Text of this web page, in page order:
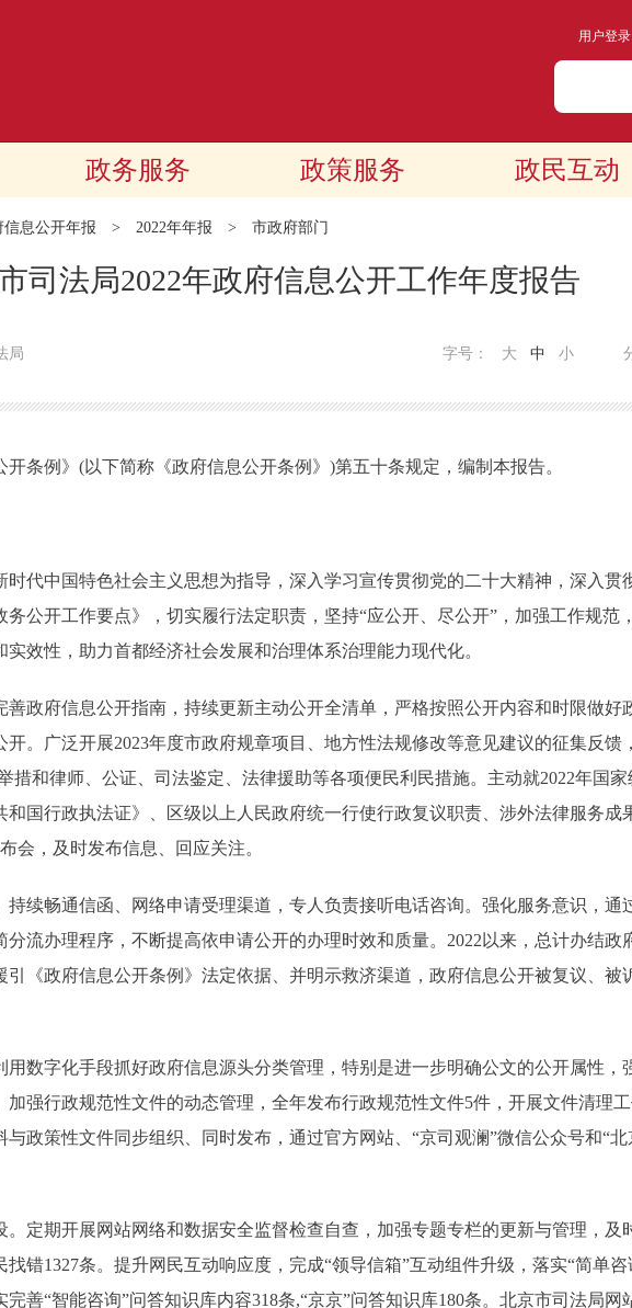
用户登录
政务服务 政策服务 政民互动
信息公开年报 > 2022年年报 > 市政府部门
司法局2022年政府信息公开工作年度报告
局 字号： 大 中 小
例》(以下简称《政府信息公开条例》)第五十条规定，编制本报告。
代中国特色社会主义思想为指导，深入学习宣传贯彻党的二十大精神，深入贯
务公开工作要点》，切实履行法定职责，坚持“应公开、尽公开”，加强工作规范
效性，助力首都经济社会发展和治理体系治理能力现代化。
府信息公开指南，持续更新主动公开全清单，严格按照公开内容和时限做好
。广泛开展2023年度市政府规章项目、地方性法规修改等意见建议的征集反馈
措和律师、公证、司法鉴定、法律援助等各项便民利民措施。主动就2022年国
国行政执法证》、区级以上人民政府统一行使行政复议职责、涉外法律服务成
会，及时发布信息、回应关注。
畅通信函、网络申请受理渠道，专人负责接听电话咨询。强化服务意识，通
流办理程序，不断提高依申请公开的办理时效和质量。2022以来，总计办结政
《政府信息公开条例》法定依据、并明示救济渠道，政府信息公开被复议、被
字化手段抓好政府信息源头分类管理，特别是进一步明确公文的公开属性，
强行政规范性文件的动态管理，全年发布行政规范性文件5件，开展文件清理
政策性文件同步组织、同时发布，通过官方网站、“京司观澜”微信公众号和“
期开展网站网络和数据安全监督检查自查，加强专题专栏的更新与管理，及
错1327条。提升网民互动响应度，完成“领导信箱”互动组件升级，落实“简单
善“智能咨询”问答知识库内容318条,“京京”问答知识库180条。北京市司法局网